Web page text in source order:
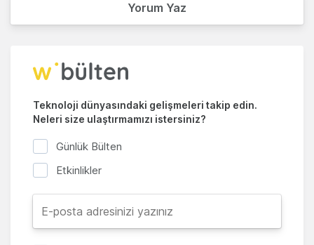
Yorum Yaz
Teknoloji dünyasındaki gelişmeleri takip edin.
Neleri size ulaştırmamızı istersiniz?
Günlük Bülten
Etkinlikler